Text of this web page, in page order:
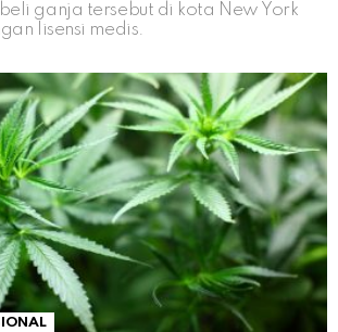
ganja tersebut di kota New York
lisensi medis.